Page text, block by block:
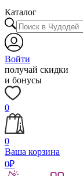
Каталог
Войти
получай скидки
и бонусы
0
0
Ваша корзина
0₽